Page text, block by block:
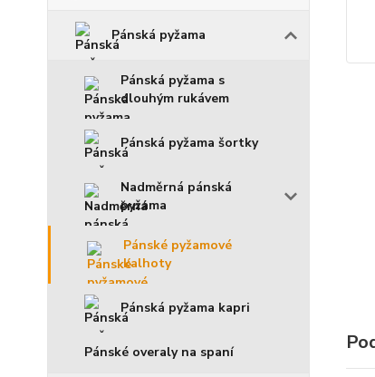
Pánská pyžama
Pánská pyžama s
dlouhým rukávem
Pánská pyžama šortky
Nadměrná pánská
pyžama
Pánské pyžamové
kalhoty
Pánská pyžama kapri
Pánské overaly na spaní